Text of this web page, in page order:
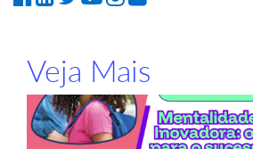
Veja Mais